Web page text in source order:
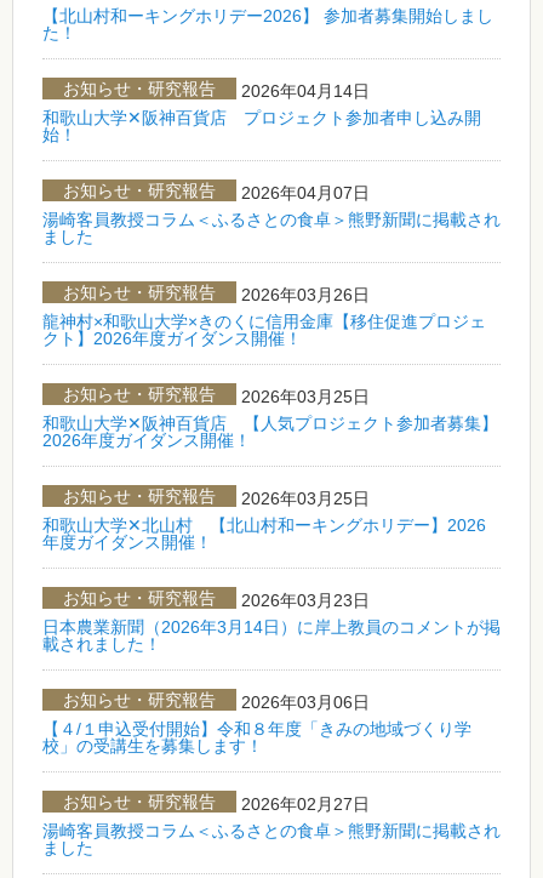
【北山村和ーキングホリデー2026】 参加者募集開始しまし
た！
お知らせ・研究報告
2026年04月14日
和歌山大学✕阪神百貨店 プロジェクト参加者申し込み開
始！
お知らせ・研究報告
2026年04月07日
湯崎客員教授コラム＜ふるさとの食卓＞熊野新聞に掲載され
ました
お知らせ・研究報告
2026年03月26日
龍神村×和歌山大学×きのくに信用金庫【移住促進プロジェ
クト】2026年度ガイダンス開催！
お知らせ・研究報告
2026年03月25日
和歌山大学✕阪神百貨店 【人気プロジェクト参加者募集】
2026年度ガイダンス開催！
お知らせ・研究報告
2026年03月25日
和歌山大学✕北山村 【北山村和ーキングホリデー】2026
年度ガイダンス開催！
お知らせ・研究報告
2026年03月23日
日本農業新聞（2026年3月14日）に岸上教員のコメントが掲
載されました！
お知らせ・研究報告
2026年03月06日
【４/１申込受付開始】令和８年度「きみの地域づくり学
校」の受講生を募集します！
お知らせ・研究報告
2026年02月27日
湯崎客員教授コラム＜ふるさとの食卓＞熊野新聞に掲載され
ました